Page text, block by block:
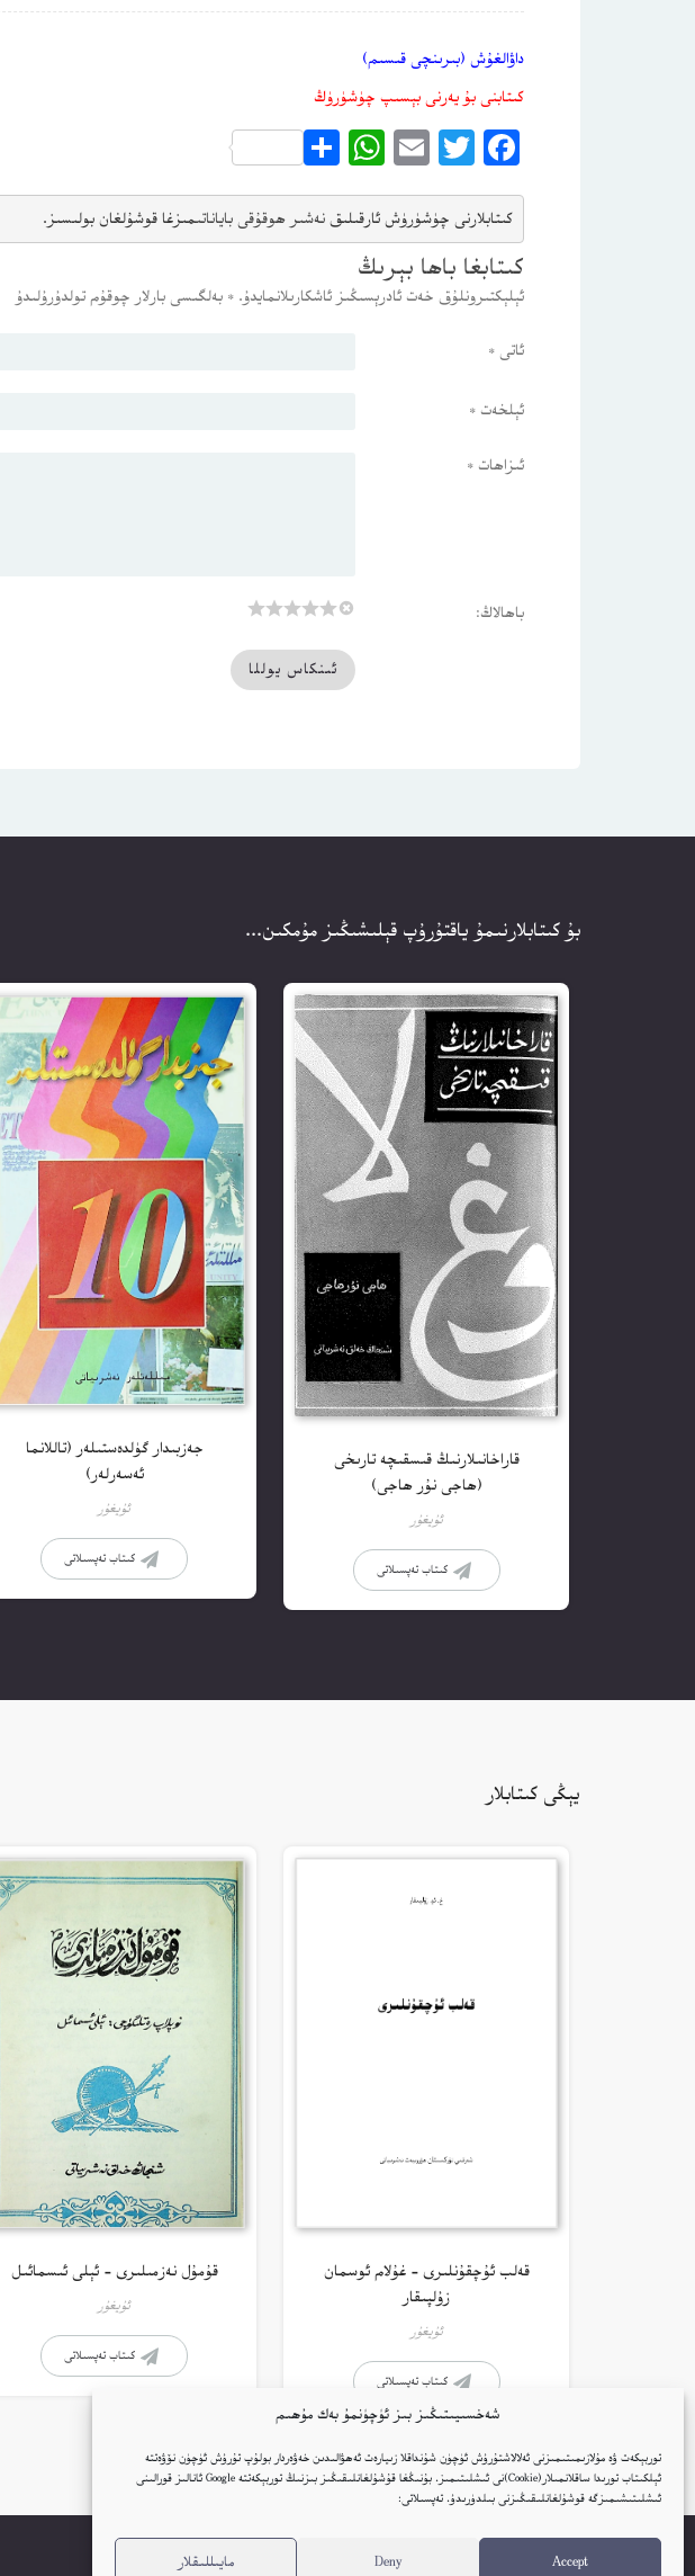
شەخسىيىتىڭىز بىز ئۈچۈنمۇ بەك مۇھىم
توربېكەت ۋە مۇلازىمىتىمىزنى ئەلالاشتۇرۇش ئۈچۈن شۇنداقلا زىيارەت ئەھۋالىدىن خەۋەردار بولۇپ تۇرۇش ئۈچۈن نۆۋەتتە
ئېلكىتاب تورىدا ساقلانمىلار(Cookie)نى ئىشلىتىمىز. بۇنىڭغا قۇشۇلغانلىقىڭىز بىزنىڭ توربېكەتتە Google ئانالىز قورالىنى
ئىشلىتىشىمىزگە قوشۇلغانلىقىڭىزنى بىلدۈرىدۇ. تەپسىلاتى:
Accept
Deny مايىللىقلار
داۋالغۇش (بىرىنچى قىسىم)
كىتابنى بۇ يەرنى بېسىپ چۈشۈرۈڭ
Facebook
Twitter
Email
WhatsApp
Share
كىتابلارنى چۈشۈرۈش ئارقىلىق نەشىر ھوقۇقى باياناتىمىزغا قوشۇلغان بولىسىز.
كىتابغا باھا بېرىڭ
ئېلېكتىرونلۇق خەت ئادرېسىڭىز ئاشكارىلانمايدۇ. * بەلگىسى بارلار چوقۇم تولدۇرۇلىدۇ
ئاتى *
ئېلخەت *
ئىزاھات *
باھالاڭ:
بۇ كىتابلارنىمۇ ياقتۇرۇپ قېلىشىڭىز مۇمكىن...
قاراخانىلارنىڭ قىسقىچە تارىخى
(ھاجى نۇر ھاجى)
ئۇيغۇر
كىتاب تەپسىلاتى
جەزبىدار گۈلدەستىلەر (تاللانما
ئەسەرلەر)
ئۇيغۇر
كىتاب تەپسىلاتى
يېڭى كىتابلار
قەلب ئۇچقۇنلىرى – غۇلام ئوسمان
زۇلپىقار
ئۇيغۇر
كىتاب تەپسىلاتى
قۇمۇل نەزمىلىرى – ئېلى ئىسمائىل
ئۇيغۇر
كىتاب تەپسىلاتى